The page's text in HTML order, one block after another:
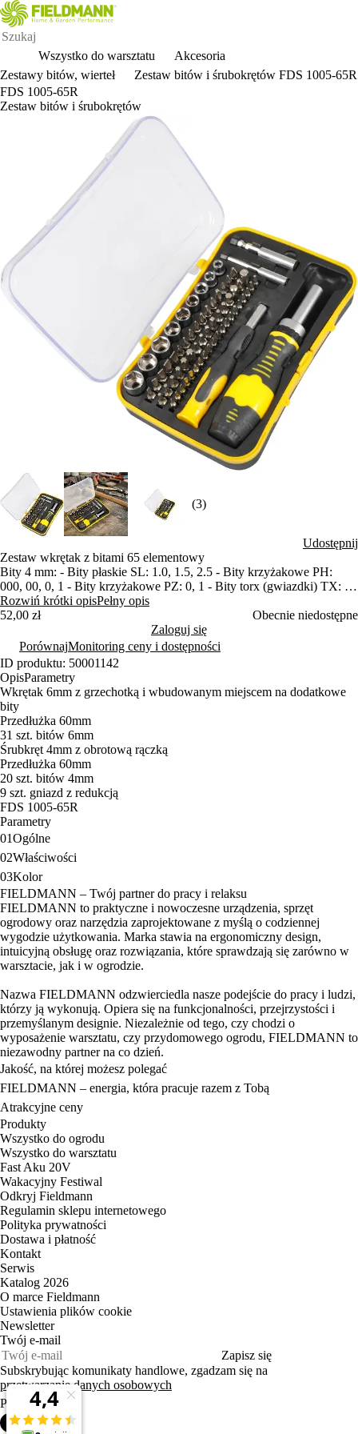
Wszystko do warsztatu
Akcesoria
Zestawy bitów, wierteł
Zestaw bitów i śrubokrętów FDS 1005-65R
FDS 1005-65R
Zestaw bitów i śrubokrętów
(3)
Udostępnij
Zestaw wkrętak z bitami 65 elementowy
Bity 4 mm: - Bity płaskie SL: 1.0, 1.5, 2.5 - Bity krzyżakowe PH:
000, 00, 0, 1 - Bity krzyżakowe PZ: 0, 1 - Bity torx (gwiazdki) TX: 5,
6, 7, 8, 9, 10 - Bity hex (imbusy) H: 0.7, 0.9, 1.3, 1.5, 2.0
Bity 6 mm: - Bity płaskie SL: 3.0, 4.0, 5.0, 6.0, 7.0 - Bity krzyżakowe
PH: 0, 1, 2, 3 - Bity krzyżakowe PZ: 0, 1, 2, 3 - Bity torx (gwiazdki )
TX: 10, 15, 20, 25, 30, 40 - Bity hex (imbusy) H: 3, 4, 5, 6 - Bity
square (kwadraty) SQ: 0, 1, 2, 3
¼“ głowica nasadowa: - Głowice nasadowe M: 5, 6, 7, 8, 9, 10, 11,
12, 13
Rozwiń krótki opisPełny opis
52,00 zł
Obecnie niedostępne
Zaloguj się
PorównajMonitoring ceny i dostępności
ID produktu: 50001142
OpisParametry
Wkrętak 6mm z grzechotką i wbudowanym miejscem na dodatkowe
bity
Przedłużka 60mm
31 szt. bitów 6mm
Śrubkręt 4mm z obrotową rączką
Przedłużka 60mm
20 szt. bitów 4mm
9 szt. gniazd z redukcją
FDS 1005-65R
Parametry
01Ogólne
02Właściwości
03Kolor
FIELDMANN – Twój partner do pracy i relaksu
FIELDMANN to praktyczne i nowoczesne urządzenia, sprzęt
ogrodowy oraz narzędzia zaprojektowane z myślą o codziennej
wygodzie użytkowania. Marka stawia na ergonomiczny design,
intuicyjną obsługę oraz rozwiązania, które sprawdzają się zarówno w
warsztacie, jak i w ogrodzie.
Nazwa FIELDMANN odzwierciedla nasze podejście do pracy i ludzi,
którzy ją wykonują. Opiera się na funkcjonalności, przejrzystości i
przemyślanym designie. Niezależnie od tego, czy chodzi o
wyposażenie warsztatu, czy przydomowego ogrodu, FIELDMANN to
niezawodny partner na co dzień.
Jakość, na której możesz polegać
FIELDMANN – energia, która pracuje razem z Tobą
Atrakcyjne ceny
Produkty
Wszystko do ogrodu
Wszystko do warsztatu
Fast Aku 20V
Wakacyjny Festiwal
Odkryj Fieldmann
Regulamin sklepu internetowego
Polityka prywatności
Dostawa i płatność
Kontakt
Serwis
Katalog 2026
O marce Fieldmann
Ustawienia plików cookie
Newsletter
Twój e‑mail
Zapisz się
Subskrybując komunikaty handlowe, zgadzam się na
przetwarzanie danych osobowych
PL